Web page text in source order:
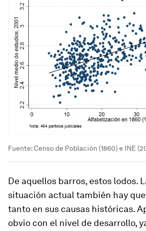
Fuente: Censo de Población (1860) e INE
De aquellos barros, estos lodos.
situación actual también hay
tanto en sus causas históricas.
obvio con el nivel de desarrollo,